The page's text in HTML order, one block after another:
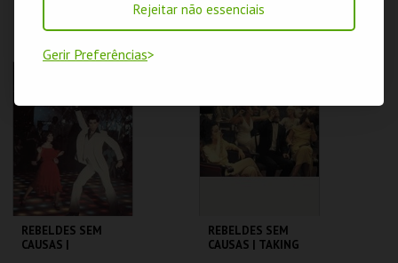
Rejeitar não essenciais
Gerir Preferências
CAUSAS | FLESH
MAIS INFO
COMPRAR
REBELDES SEM
CAUSAS | THE LAST
MAIS INFO
COMPRAR
REBELDES SEM
CAUSAS |
REBELDES SEM
CAUSAS | TAKING